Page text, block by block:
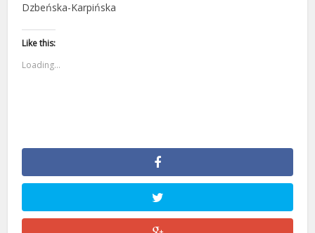
Dzbeńska-Karpińska
Like this:
Loading...